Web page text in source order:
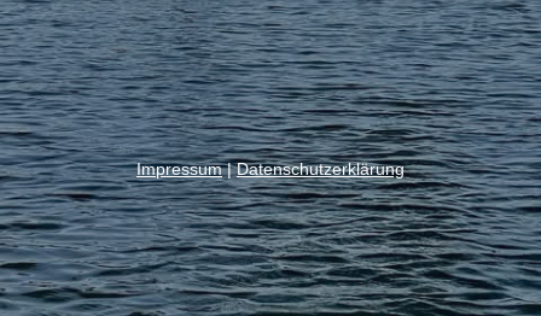
Impressum|Datenschutzerklärung